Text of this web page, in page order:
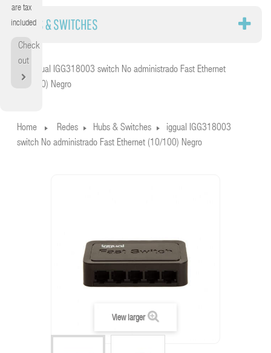
are tax
included
Check
out
HUBS & SWITCHES
Home
iggual IGG318003 switch No administrado Fast Ethernet
(10/100) Negro
Home Redes Hubs & Switches
iggual IGG318003
switch No administrado Fast Ethernet (10/100) Negro
View larger